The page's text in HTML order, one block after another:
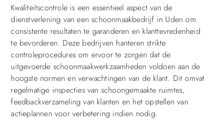
Kwaliteitscontrole is een essentieel aspect van de
dienstverlening van een schoonmaakbedrijf in Uden om
consistente resultaten te garanderen en klanttevredenheid
te bevorderen. Deze bedrijven hanteren strikte
controleprocedures om ervoor te zorgen dat de
uitgevoerde schoonmaakwerkzaamheden voldoen aan de
hoogste normen en verwachtingen van de klant. Dit omvat
regelmatige inspecties van schoongemaakte ruimtes,
feedbackverzameling van klanten en het opstellen van
actieplannen voor verbetering indien nodig.